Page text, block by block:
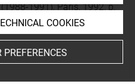
1991), Paris, 1992, p.
COOKIES